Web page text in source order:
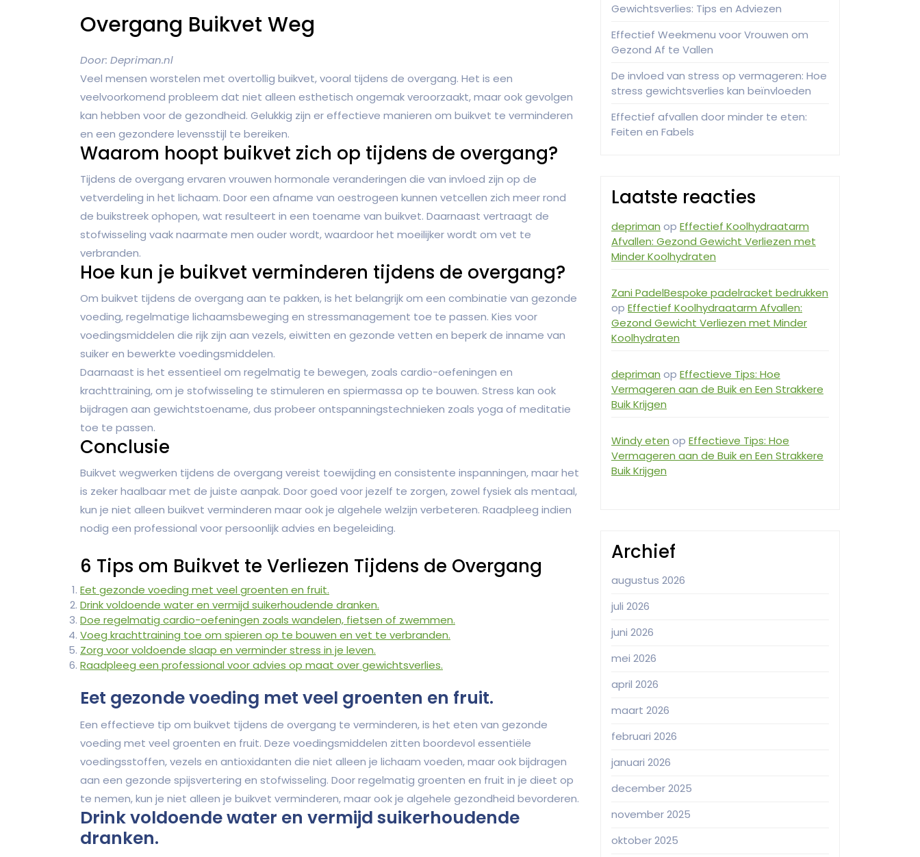
Overgang Buikvet Weg
Door: Depriman.nl
Veel mensen worstelen met overtollig buikvet, vooral tijdens de overgang. Het is een
veelvoorkomend probleem dat niet alleen esthetisch ongemak veroorzaakt, maar ook gevolgen
kan hebben voor de gezondheid. Gelukkig zijn er effectieve manieren om buikvet te verminderen
en een gezondere levensstijl te bereiken.
Waarom hoopt buikvet zich op tijdens de overgang?
Tijdens de overgang ervaren vrouwen hormonale veranderingen die van invloed zijn op de
vetverdeling in het lichaam. Door een afname van oestrogeen kunnen vetcellen zich meer rond
de buikstreek ophopen, wat resulteert in een toename van buikvet. Daarnaast vertraagt de
stofwisseling vaak naarmate men ouder wordt, waardoor het moeilijker wordt om vet te
verbranden.
Hoe kun je buikvet verminderen tijdens de overgang?
Om buikvet tijdens de overgang aan te pakken, is het belangrijk om een combinatie van gezonde
voeding, regelmatige lichaamsbeweging en stressmanagement toe te passen. Kies voor
voedingsmiddelen die rijk zijn aan vezels, eiwitten en gezonde vetten en beperk de inname van
suiker en bewerkte voedingsmiddelen.
Daarnaast is het essentieel om regelmatig te bewegen, zoals cardio-oefeningen en
krachttraining, om je stofwisseling te stimuleren en spiermassa op te bouwen. Stress kan ook
bijdragen aan gewichtstoename, dus probeer ontspanningstechnieken zoals yoga of meditatie
toe te passen.
Conclusie
Buikvet wegwerken tijdens de overgang vereist toewijding en consistente inspanningen, maar het
is zeker haalbaar met de juiste aanpak. Door goed voor jezelf te zorgen, zowel fysiek als mentaal,
kun je niet alleen buikvet verminderen maar ook je algehele welzijn verbeteren. Raadpleeg indien
nodig een professional voor persoonlijk advies en begeleiding.
6 Tips om Buikvet te Verliezen Tijdens de Overgang
Eet gezonde voeding met veel groenten en fruit.
Drink voldoende water en vermijd suikerhoudende dranken.
Doe regelmatig cardio-oefeningen zoals wandelen, fietsen of zwemmen.
Voeg krachttraining toe om spieren op te bouwen en vet te verbranden.
Zorg voor voldoende slaap en verminder stress in je leven.
Raadpleeg een professional voor advies op maat over gewichtsverlies.
Eet gezonde voeding met veel groenten en fruit.
Een effectieve tip om buikvet tijdens de overgang te verminderen, is het eten van gezonde
voeding met veel groenten en fruit. Deze voedingsmiddelen zitten boordevol essentiële
voedingsstoffen, vezels en antioxidanten die niet alleen je lichaam voeden, maar ook bijdragen
aan een gezonde spijsvertering en stofwisseling. Door regelmatig groenten en fruit in je dieet op
te nemen, kun je niet alleen je buikvet verminderen, maar ook je algehele gezondheid bevorderen.
Drink voldoende water en vermijd suikerhoudende
dranken.
Gewichtsverlies: Tips en Adviezen
Effectief Weekmenu voor Vrouwen om
Gezond Af te Vallen
De invloed van stress op vermageren: Hoe
stress gewichtsverlies kan beïnvloeden
Effectief afvallen door minder te eten:
Feiten en Fabels
Laatste reacties
depriman op Effectief Koolhydraatarm
Afvallen: Gezond Gewicht Verliezen met
Minder Koolhydraten
Zani PadelBespoke padelracket bedrukken
op Effectief Koolhydraatarm Afvallen:
Gezond Gewicht Verliezen met Minder
Koolhydraten
depriman op Effectieve Tips: Hoe
Vermageren aan de Buik en Een Strakkere
Buik Krijgen
Windy eten op Effectieve Tips: Hoe
Vermageren aan de Buik en Een Strakkere
Buik Krijgen
Archief
augustus 2026
juli 2026
juni 2026
mei 2026
april 2026
maart 2026
februari 2026
januari 2026
december 2025
november 2025
oktober 2025